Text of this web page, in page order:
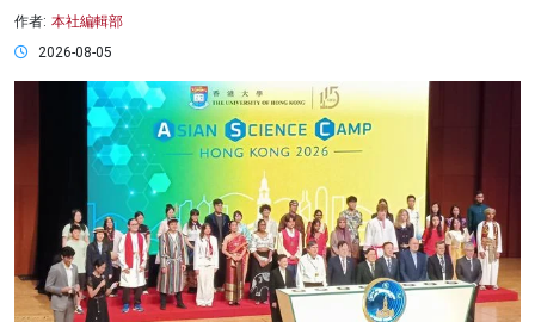
作者: 本社編輯部
2026-08-05